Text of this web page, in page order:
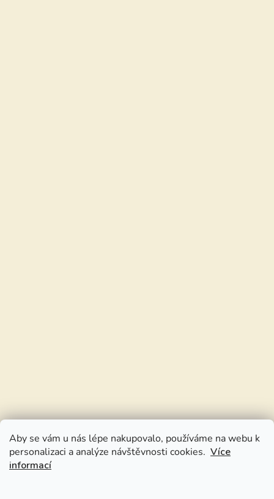
Aby se vám u nás lépe nakupovalo, používáme na webu k
personalizaci a analýze návštěvnosti cookies. Více
informací